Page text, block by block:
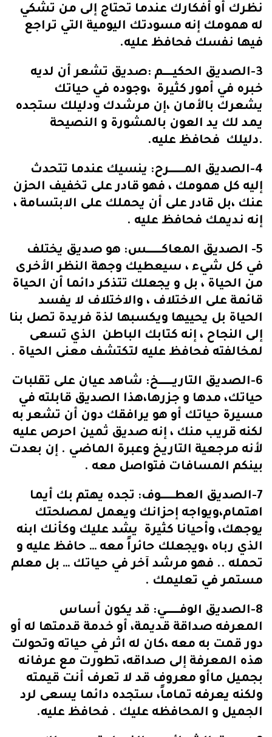
نظرك أو أفكارك عندما تحتاج إلى من تشكي
له همومك إنه مسودتك اليومية التي تراجع
فيها نفسك فحافظ عليه.
3-الصديق الحكيــــــــم :صديق تشعر أن لديه
خبره في أمور كثيرة ،وجوده في حياتك
يشعرك بالأمان ،إن مرشدك ودليلك ستجده
يمد لك يد العون بالمشورة و النصيحة
.دليلك فحافظ عليه.
4-الصديق المــــــــــــرح: ينسيك عندما تتحدث
إليه كل همومك ، فهو قادر على تخفيف الحزن
عنك ،بل قادر على أن يحملك على الابتسامة ،
إنه نديمك فحافظ عليه .
5- الصديق المعاكــــــــــــس: هو صديق يختلف
في كل شيء ، سيعطيك وجهة النظر الأخرى
من الحياة ، بل و يجعلك تتذكر دائما أن الحياة
قائمة على الاختلاف ، والاختلاف لا يفسد
الحياة بل يحييها ويكسبها لذة فريدة تصل بنا
إلى النجاح ، إنه كتابك الباطن الذي تسعى
لمخالفته فحافظ عليه لتكتشف معنى الحياة .
6-الصديق التاريـــــــــــخ: شاهد عيان على تقلبات
حياتك، مدها و جزرها،هذا الصديق قابلته في
مسيرة حياتك أو هو يرافقك دون أن تشعر به
لكنه قريب منك ، إنه صديق ثمين احرص عليه
لأنه مرجعية التاريخ وعبرة الماضي . إن بعدت
بينكم المسافات فتواصل معه .
7-الصديق العطـــــــــــوف: تجده يهتم بك أيما
اهتمام،ويواجه إحزانك ويعمل لمصلحتك
يوجهك، وأحيانا كثيرة يشد عليك وكأنك ابنه
الذي رباه ،ويجعلك حائراً معه … حافظ عليه و
تحمله .. فهو مرشد آخر في حياتك … بل معلم
مستمر في تعليمك .
8-الصديق الوفـــــــــــي: قد يكون أساس
المعرفه صداقة قديمة، أو خدمة قدمتها له أو
دور قمت به معه ،كان له اثر في حياته وتحولت
هذه المعرفة إلى صداقه، تطورت مع عرفانه
بجميل ماأو معروف قد لا تعرف أنت قيمته
ولكنه يعرفه تماماً، ستجده دائما يسعى لرد
الجميل و المحافظه عليك . فحافظ عليه.